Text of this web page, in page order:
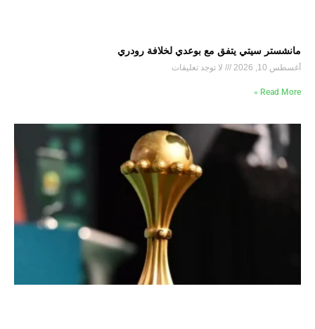
مانشستر سيتي يتفق مع بوعدي لخلافة رودري
أغسطس 10, 2026 لا توجد تعليقات
Read More »